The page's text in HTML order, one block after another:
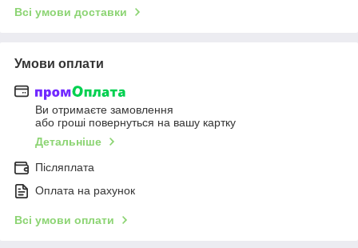
Всі умови доставки
Умови оплати
Ви отримаєте замовлення
або гроші повернуться на вашу картку
Детальніше
Післяплата
Оплата на рахунок
Всі умови оплати